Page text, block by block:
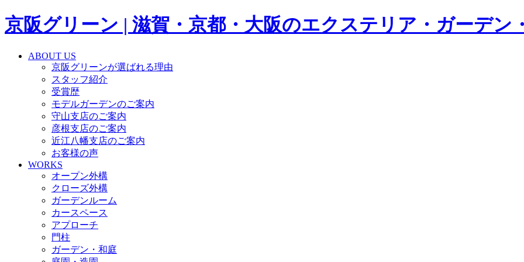
京阪グリーン | 滋賀・京都・大阪のエクステリア・ガーデン
ABOUT US
京阪グリーンが選ばれる理由
スタッフ紹介
受賞歴
モデルガーデンのご案内
守山支店のご案内
彦根支店のご案内
近江八幡支店のご案内
お客様の声
WORKS
オープン外構
クローズ外構
ガーデンルーム
カースペース
アプローチ
門柱
ガーデン・和庭